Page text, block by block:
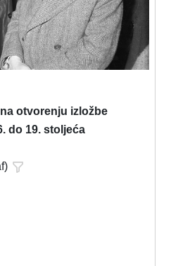
otvorenju izložbe
do 19. stoljeća